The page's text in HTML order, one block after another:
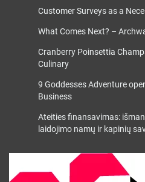
Customer Surveys as a
What Comes Next? –
Cranberry Poinsettia
Culinary
9 Goddesses Adventure
Business
Ateities finansavimas:
laidojimo namų ir kapinių